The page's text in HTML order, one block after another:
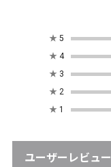
★ 5
★ 4
★ 3
★ 2
★ 1
ユーザーレビュー